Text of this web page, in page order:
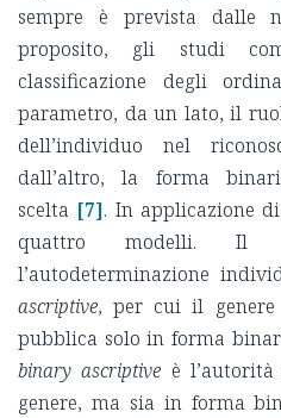
sempre è prevista dalle
proposito, gli studi
classificazione degli
parametro, da un lato, il
dell’individuo nel
dall’altro, la forma
scelta [7]. In applicazione
quattro modelli. Il
l’autodeterminazione
ascriptive, per cui il genere
pubblica solo in forma
binary ascriptive è
genere, ma sia in forma